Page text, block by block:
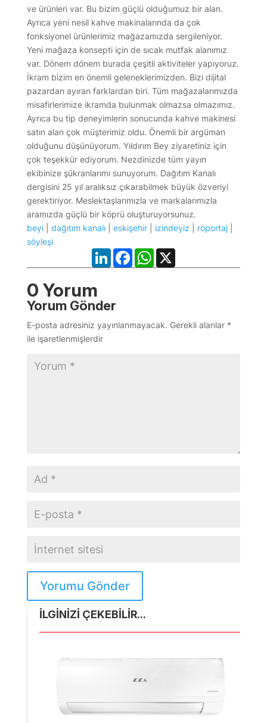
ve ürünleri var. Bu bizim güçlü olduğumuz bir alan.
Ayrıca yeni nesil kahve makinalarında da çok
fonksiyonel ürünlerimiz mağazamızda sergileniyor.
Yeni mağaza konsepti için de sıcak mutfak alanımız
var. Dönem dönem burada çeşitli aktiviteler yapıyoruz.
İkram bizim en önemli geleneklerimizden. Bizi dijital
pazardan ayıran farklardan biri. Tüm mağazalarımızda
misafirlerimize ikramda bulunmak olmazsa olmazımız.
Ayrıca bu tip deneyimlerin sonucunda kahve makinesi
satın alan çok müşterimiz oldu. Önemli bir argüman
olduğunu düşünüyorum. Yıldırım Bey ziyaretiniz için
çok teşekkür ediyorum. Nezdinizde tüm yayın
ekibinize şükranlarımı sunuyorum. Dağıtım Kanalı
dergisini 25 yıl aralıksız çıkarabilmek büyük özveriyi
gerektiriyor. Meslektaşlarımızla ve markalarımızla
aramızda güçlü bir köprü oluşturuyorsunuz.
beyi| dağıtım kanalı| eskişehir| izindeyiz röportaj|
söyleşi
LinkedInFacebookWhatsApp
X
0 Yorum
Yorum Gönder
E-posta adresiniz yayınlanmayacak. Gerekli alanlar *
ile işaretlenmişlerdir
Yorumu Gönder
İLGİNİZİ ÇEKEBİLİR...